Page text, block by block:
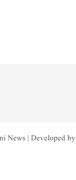
News | Developed by